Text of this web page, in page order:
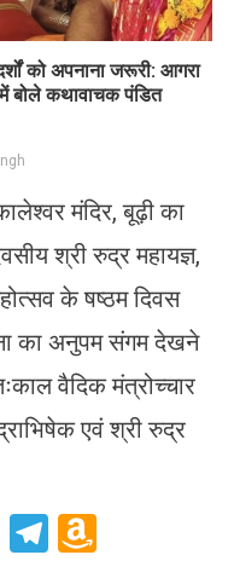
को अपनाना जरूरी: आगरा
बोले कथावाचक पंडित
मंदिर, बूढ़ी का
श्री रुद्र महायज्ञ,
के षष्ठम दिवस
का अनुपम संगम देखने
वैदिक मंत्रोच्चार
एवं श्री रुद्र
LinkedIn
Telegram